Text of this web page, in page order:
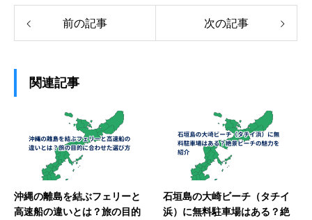
前の記事 次の記事
関連記事
沖縄の離島を結ぶフェリーと
高速船の違いとは？旅の目的
石垣島の大崎ビーチ（タチイ
浜）に無料駐車場はある？絶